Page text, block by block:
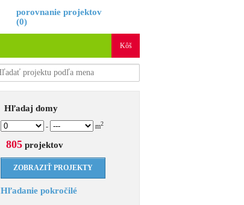
porovnanie projektov
(0)
Kôš
Hľadaj domy
- m2
805projektov
Hľadanie pokročilé